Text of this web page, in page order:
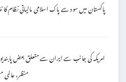
امریکہ کی جانب سے ایران سے متعلق بعض
منظر،